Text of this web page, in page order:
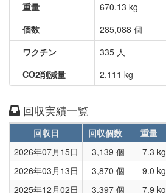
重量
670.13 kg
個数
285,088 個
ワクチン
335 人
CO2削減量
2,111 kg
回収実績一覧
回収日 回収個数 重量
2026年07月15日
3,139 個 7.3 kg
2026年03月13日
3,870 個 9.0 kg
2025年12月02日
3,397 個 7.9 kg